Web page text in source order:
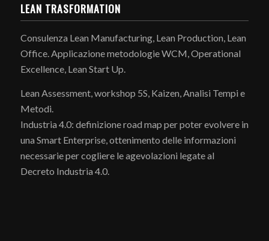
LEAN TRASFORMATION
Consulenza Lean Manufacturing, Lean Production, Lean
Office. Applicazione metodologie WCM, Operational
Excellence, Lean Start Up.
Lean Assessment, workshop 5S, Kaizen, Analisi Tempi e
Metodi.
Industria 4.0: definizione road map per poter evolvere in
una Smart Enterprise, ottenimento delle informazioni
necessarie per cogliere le agevolazioni legate al
Decreto Industria 4.0.